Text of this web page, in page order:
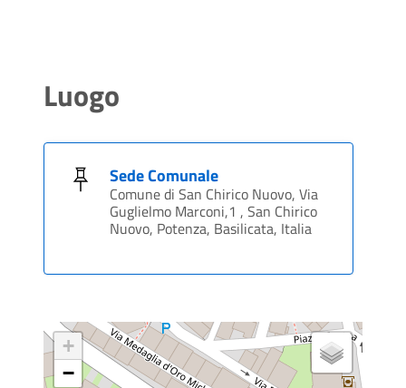
Luogo
Sede Comunale
Comune di San Chirico Nuovo, Via
Guglielmo Marconi,1 , San Chirico
Nuovo, Potenza, Basilicata, Italia
+
−